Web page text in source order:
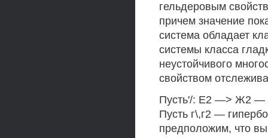
гельдеровым
причем значение
система обладает
системы класса
неустойчивого
свойством
Пусть'/: Е2 —> Ж2 —
Пусть г\,г2 —
предположим, что